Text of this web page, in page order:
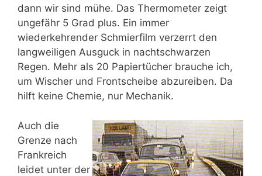
dann wir sind mühe. Das Thermometer zeigt
ungefähr 5 Grad plus. Ein immer
wiederkehrender Schmierfilm verzerrt den
langweiligen Ausguck in nachtschwarzen
Regen. Mehr als 20 Papiertücher brauche ich,
um Wischer und Frontscheibe abzureiben. Da
hilft keine Chemie, nur Mechanik.
Auch die
Grenze nach
Frankreich
leidet unter der